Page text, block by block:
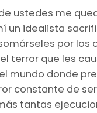
ustedes me
un idealista
por los
terror que les
mundo donde
constante de
tantas